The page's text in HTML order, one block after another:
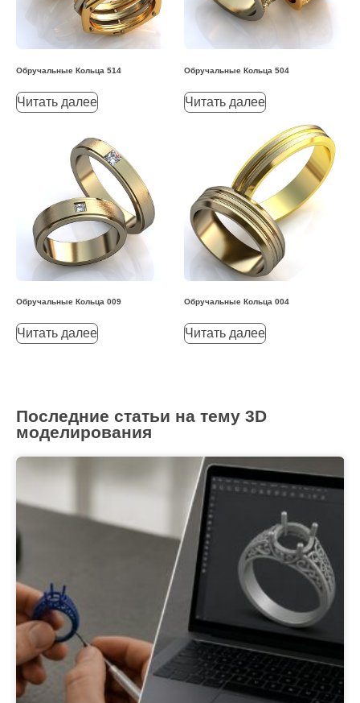
Обручальные Кольца 514
Читать далее
Обручальные Кольца 504
Читать далее
Обручальные Кольца 009
Читать далее
Обручальные Кольца 004
Читать далее
Последние статьи на тему 3D
моделирования